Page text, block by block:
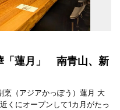
「蓮月」 南青山、新
烹（アジアかっぽう）蓮月 大
くにオープンして1カ月がたっ